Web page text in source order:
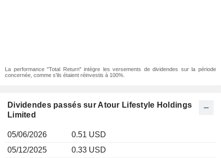
La performance "Total Return" intègre les versements de dividendes sur la période
concernée, comme s'ils étaient réinvestis à 100%.
Dividendes passés sur Atour Lifestyle Holdings
Limited
05/06/2026
0.51 USD
05/12/2025
0.33 USD